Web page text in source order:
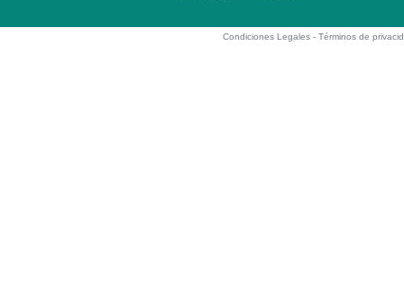
Condiciones Legales -Términos de